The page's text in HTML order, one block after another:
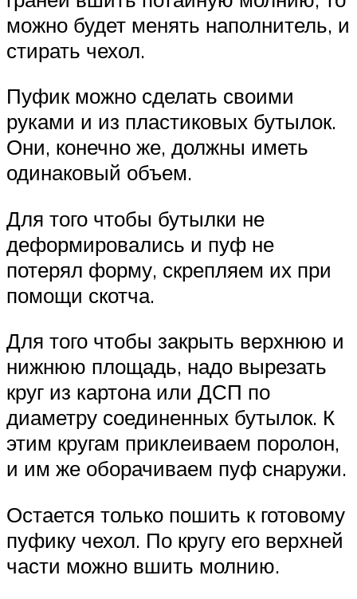
можно будет менять наполнитель, и
стирать чехол.
Пуфик можно сделать своими
руками и из пластиковых бутылок.
Они, конечно же, должны иметь
одинаковый объем.
Для того чтобы бутылки не
деформировались и пуф не
потерял форму, скрепляем их при
помощи скотча.
Для того чтобы закрыть верхнюю и
нижнюю площадь, надо вырезать
круг из картона или ДСП по
диаметру соединенных бутылок. К
этим кругам приклеиваем поролон,
и им же оборачиваем пуф снаружи.
Остается только пошить к готовому
пуфику чехол. По кругу его верхней
части можно вшить молнию.